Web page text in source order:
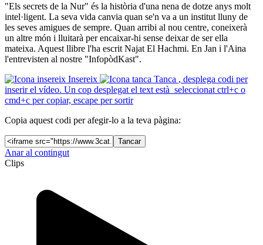
"Els secrets de la Nur" és la història d'una nena de dotze anys molt
intel·ligent. La seva vida canvia quan se'n va a un institut lluny de
les seves amigues de sempre. Quan arribi al nou centre, coneixerà
un altre món i lluitarà per encaixar-hi sense deixar de ser ella
mateixa. Aquest llibre l'ha escrit Najat El Hachmi. En Jan i l'Aina
l'entrevisten al nostre "InfopòdKast".
Insereix
Tanca , desplega codi per
inserir el vídeo. Un cop desplegat el text està seleccionat ctrl+c o
cmd+c per copiar, escape per sortir
Copia aquest codi per afegir-lo a la teva pàgina:
Tancar
Anar al contingut
Clips